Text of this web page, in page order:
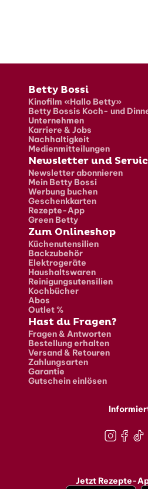
Fusszeile
Betty Bossi
Kinofilm «Hallo Betty»
Betty Bossis Koch- und
Unternehmen
Karriere & Jobs
Nachhaltigkeit
Medienmitteilungen
Newsletter und
Newsletter abonnieren
Mein Betty Bossi
Werbung buchen
Geschenkkarten
Rezepte-App
Green Betty
Zum Onlineshop
Küchenutensilien
Backzubehör
Elektrogeräte
Haushaltswaren
Reinigungsutensilien
Kochbücher
Abos
Outlet %
Hast du Fragen?
Fragen & Antworten
Bestellung erhalten
Versand & Retouren
Zahlungsarten
Garantie
Gutschein einlösen
Jetzt Rezepte-